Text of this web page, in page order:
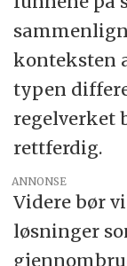
konteksten
typen
regelverket
rettferdig.
ANNONSE
Videre bør
løsninger